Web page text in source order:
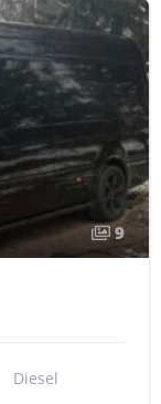
9
Diesel